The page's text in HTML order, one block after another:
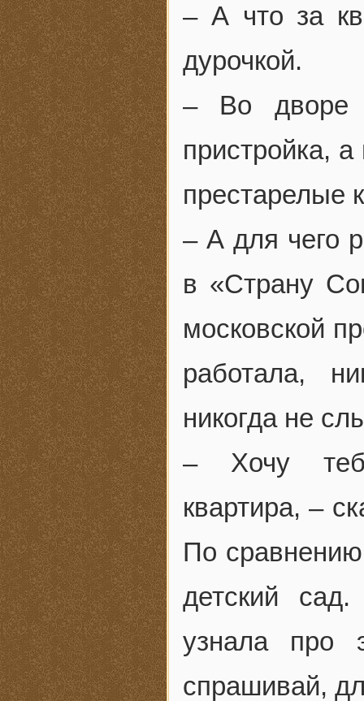
– А что за
дурочкой.
– Во дворе
пристройка,
престарелые
– А для чего
в «Страну
московской
работала,
никогда не
– Хочу
квартира, –
По сравнению
детский
узнала про
спрашивай,